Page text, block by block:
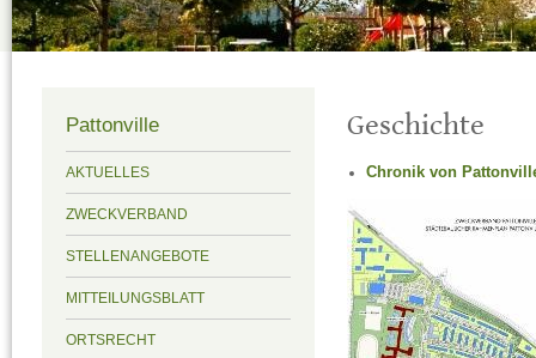
Pattonville
AKTUELLES
ZWECKVERBAND
STELLENANGEBOTE
MITTEILUNGSBLATT
ORTSRECHT
Geschichte
Chronik von